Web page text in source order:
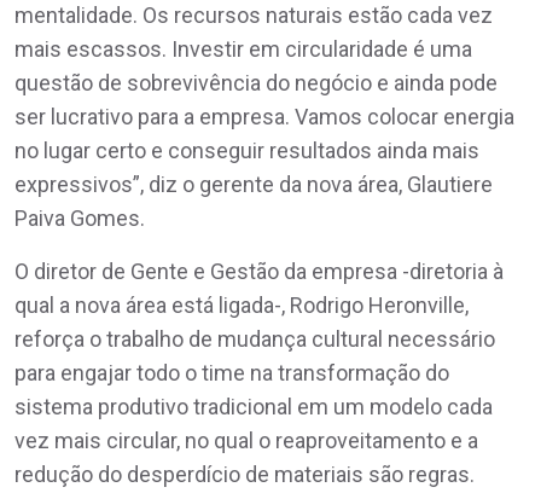
mentalidade. Os recursos naturais estão cada vez
mais escassos. Investir em circularidade é uma
questão de sobrevivência do negócio e ainda pode
ser lucrativo para a empresa. Vamos colocar energia
no lugar certo e conseguir resultados ainda mais
expressivos”, diz o gerente da nova área, Glautiere
Paiva Gomes.
O diretor de Gente e Gestão da empresa -diretoria à
qual a nova área está ligada-, Rodrigo Heronville,
reforça o trabalho de mudança cultural necessário
para engajar todo o time na transformação do
sistema produtivo tradicional em um modelo cada
vez mais circular, no qual o reaproveitamento e a
redução do desperdício de materiais são regras.